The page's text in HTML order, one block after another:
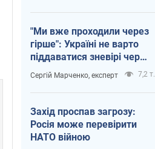
"Ми вже проходили через
гірше": Україні не варто
піддаватися зневірі через
ракетний терор
Сергій Марченко, експерт 7,2 т.
Захід проспав загрозу:
Росія може перевірити
НАТО війною